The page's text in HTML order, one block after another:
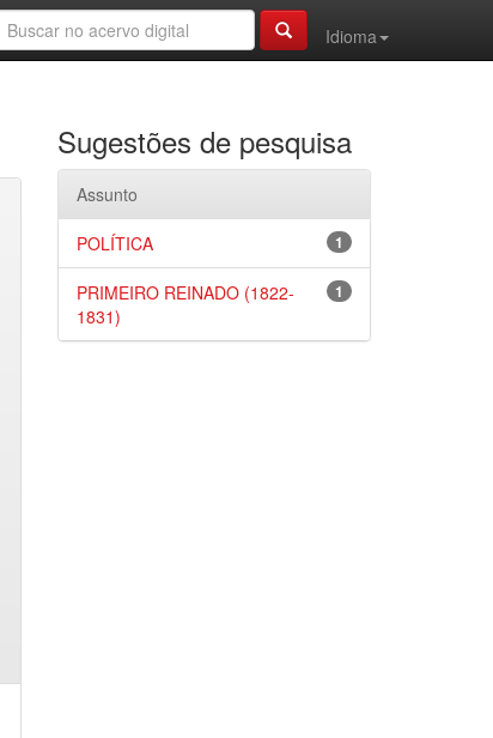
Idioma
Sugestões de pesquisa
Assunto
1
POLÍTICA
1
PRIMEIRO REINADO (1822-
1831)